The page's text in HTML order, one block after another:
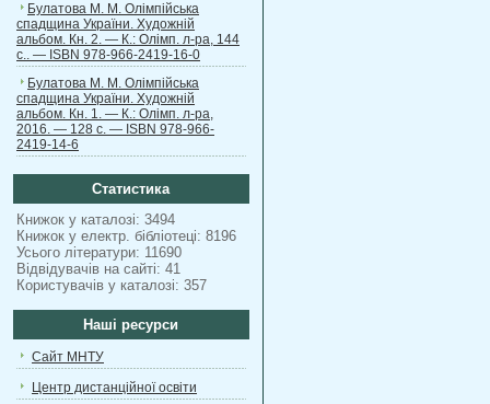
Булатова М. М. Олімпійська
спадщина України. Художній
альбом. Кн. 2. — К.: Олімп. л-ра, 144
с.. — ISBN 978-966-2419-16-0
Булатова М. М. Олімпійська
спадщина України. Художній
альбом. Кн. 1. — К.: Олімп. л-ра,
2016. — 128 с. — ISBN 978-966-
2419-14-6
Статистика
Книжок у каталозі: 3494
Книжок у електр. бібліотеці: 8196
Усього літератури: 11690
Відвідувачів на сайті: 41
Користувачів у каталозі: 357
Наші ресурси
Сайт МНТУ
Центр дистанційної освіти